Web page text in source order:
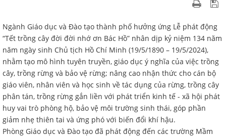
Ngành Giáo dục và Đào tạo thành phố hưởng ứng Lễ phát động
“Tết trồng cây đời đời nhớ ơn Bác Hồ” nhân dịp kỷ niệm 134 năm
năm ngày sinh Chủ tịch Hồ Chí Minh (19/5/1890 – 19/5/2024),
nhằm tạo mô hình tuyên truyền, giáo dục ý nghĩa của việc trồng
cây, trồng rừng và bảo vệ rừng; nâng cao nhận thức cho cán bộ
giáo viên, nhân viên và học sinh về tác dụng của rừng, trồng cây
phân tán, trồng rừng gắn liền với phát triển kinh tế - xã hội phát
huy vai trò phòng hộ, bảo vệ môi trường sinh thái, góp phần
giảm nhẹ thiên tai và ứng phó với biến đổi khí hậu.
Phòng Giáo dục và Đào tạo đã phát động đến các trường Mầm